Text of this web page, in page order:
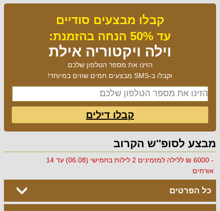
קבלו מבצעים סודיים
עד 50% הנחה בהזמנת:
וילה ויקטוריה אילת
הזינו את מספר הטלפון שלכם
וקבלו ב-SMS מבצעים חמים שווים במיוחד!
קבלו דילים
מבצע לסופ''ש הקרוב
- 6000 ₪ ללילה למזמינים 2 לילות בחמישי (06.08) עד 14
אורחים
כל הפרטים